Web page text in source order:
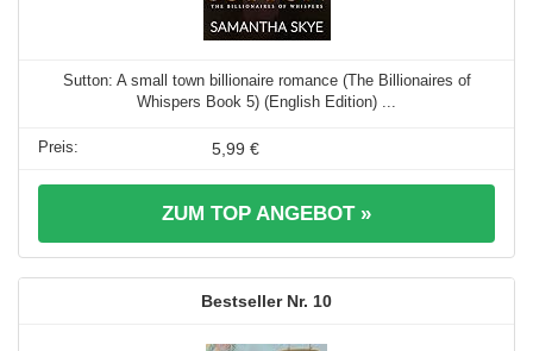
Sutton: A small town billionaire romance (The Billionaires of
Whispers Book 5) (English Edition) ...
5,99 €
ZUM TOP ANGEBOT »
10